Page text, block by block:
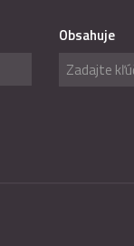
Obsahuje